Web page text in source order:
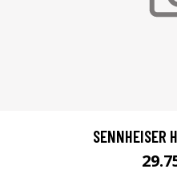
SENNHEISER